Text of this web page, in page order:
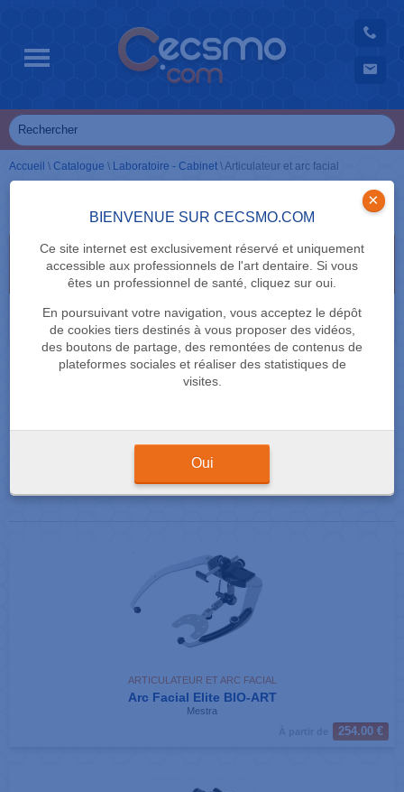
BIENVENUE SUR CECSMO.COM
Ce site internet est exclusivement réservé et uniquement
accessible aux professionnels de l'art dentaire. Si vous
êtes un professionnel de santé, cliquez sur oui.
En poursuivant votre navigation, vous acceptez le dépôt
de cookies tiers destinés à vous proposer des vidéos,
des boutons de partage, des remontées de contenus de
plateformes sociales et réaliser des statistiques de
visites.
×
Oui
Accueil \ Catalogue \ Laboratoire - Cabinet \Articulateur et arc facial
Sélectionnez vos critères de recherche en cliquant
dessus
MARQUE
ARTICULATEUR ET ARC FACIAL
Arc Facial Elite BIO-ART
Mestra
254.00 €